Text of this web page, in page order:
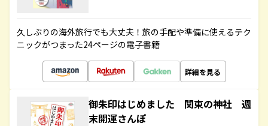
久しぶりの海外旅行でも大丈夫！旅の手配や準備に使えるテク
ニックがつまった24ページの電子書籍
詳細を見る
御朱印はじめました 関東の神社 週
末開運さんぽ